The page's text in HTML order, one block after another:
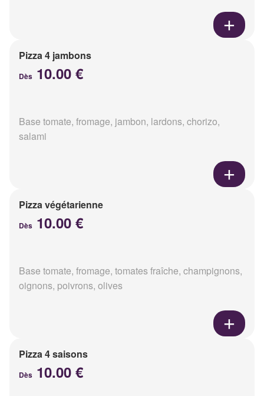
Pizza 4 jambons
Dès 10.00 €
Base tomate, fromage, jambon, lardons, chorizo,
salami
Pizza végétarienne
Dès 10.00 €
Base tomate, fromage, tomates fraîche, champignons,
oignons, poivrons, olives
Pizza 4 saisons
Dès 10.00 €